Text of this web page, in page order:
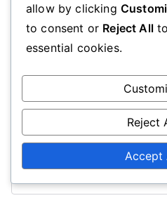
allow by clicking
to consent or Reject Allto
essential cookies.
Reject
Accept